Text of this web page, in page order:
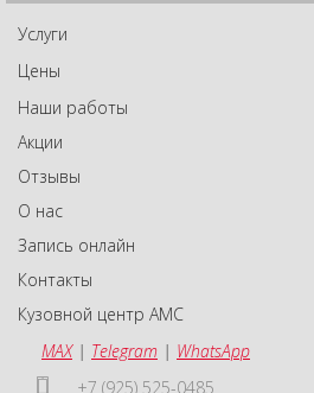
Услуги
Цены
Наши работы
Акции
Отзывы
О нас
Запись онлайн
Контакты
Кузовной центр АМС
MAX| Telegram | WhatsApp
+7 (925) 525-0485